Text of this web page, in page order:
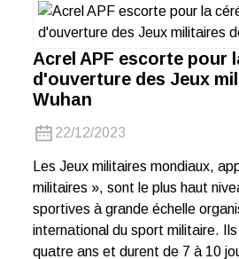
Acrel APF escorte pour
d'ouverture des Jeux
Wuhan
22/12/2023
Les Jeux militaires mondiaux,
militaires », sont le plus haut
sportives à grande échelle
international du sport militaire.
quatre ans et durent de 7 à 10